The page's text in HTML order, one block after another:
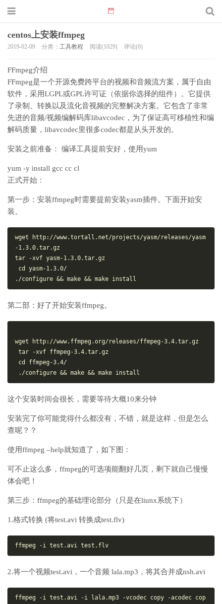
centos上安装ffmpeg
2019-02-09 分类： 工具教程 阅读(1029) 评论(0)
FFmpeg介绍
FFmpeg是一个开源免费跨平台的视频和音频流方案，属于自由
软件，采用LGPL或GPL许可证（依据你选择的组件）。它提供
了录制、转换以及流化音视频的完整解决方案。它包含了非常
先进的音频/视频编解码库libavcodec，为了保证高可移植性和编
解码质量，libavcodec里很多codec都是从头开发的。
安装之前准备： 编译工具提前安好，使用yum
yum -y install gcc cc cl
正式开始：
第一步：安装ffmpeg时需要提前安装yasm插件。下面开始安
装。
wget http://www.tortall.net/projects/yasm/releases/yasm
-1.3.0.tar.gz
tar -xvf yasm-1.3.0.tar.gz
cd yasm-1.3.0/
./configure && make && make install
第二部：好了开始安装ffmpeg。
wget http://www.ffmpeg.org/releases/ffmpeg-3.4.tar.gz
tar -xvf ffmpeg-3.4.tar.gz
cd ffmpeg-3.4/
./configure && make && make install
这个安装时间会很长，需要等待大概10来分钟
安装完了你可能觉得什么都没有，不错，就是这样，但是怎么
查呢？？
使用ffmpeg –help就知道了，如下图：
可不止这么多，ffmpeg的可选项能翻好几页，剩下就自己慢慢
体会吧！
第三步：ffmpeg的基础理论部分（只是在liunx系统下）
1.格式转换 (将test.avi 转换成test.flv)
ffmpeg -i test .avi test .flv
2.将一个视频test.avi，一个音频 lala.mp3，将其合并成nsh.avi
ffmpeg -i test .avi -i lala.mp3 -vcodec copy -acodec cop